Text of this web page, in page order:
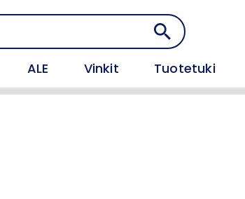
ALE Vinkit Tuotetuki